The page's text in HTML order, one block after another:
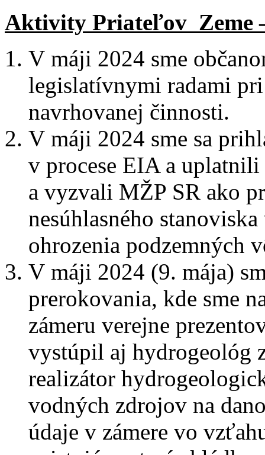
Aktivity Priateľov Zeme
V máji 2024 sme
legislatívnymi radami
navrhovanej činnosti.
V máji 2024 sme sa
v procese EIA a
a vyzvali MŽP SR ako
nesúhlasného
ohrozenia podzemných
V máji 2024 (9. mája)
prerokovania, kde sme
zámeru verejne
vystúpil aj hydrogeológ
realizátor
vodných zdrojov na
údaje v zámere vo